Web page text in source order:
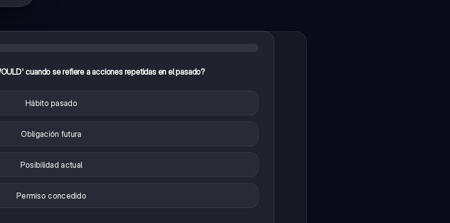
cuando se refiere a acciones repetidas en el pasado?
Hábito pasado
Obligación futura
Posibilidad actual
Permiso concedido